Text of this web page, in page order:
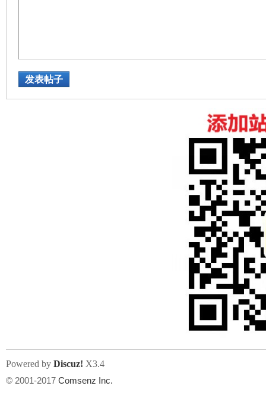
发表帖子
Powered by Discuz! X3.4
© 2001-2017 Comsenz Inc.